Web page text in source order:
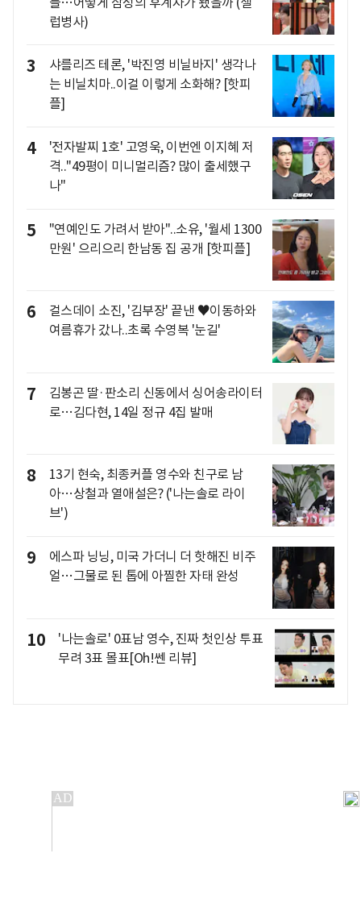
럽병사)
3
샤를리즈 테론, '박진영 비닐바지' 생각나
는 비닐치마..이걸 이렇게 소화해? [핫피
플]
4
'전자발찌 1호' 고영욱, 이번엔 이지혜 저
격.."49평이 미니멀리즘? 많이 출세했구
나"
5
"연예인도 가려서 받아"..소유, '월세 1300
만원' 으리으리 한남동 집 공개 [핫피플]
6
걸스데이 소진, '김부장' 끝낸 ♥이동하와
여름휴가 갔나..초록 수영복 '눈길'
7
김봉곤 딸·판소리 신동에서 싱어송라이터
로…김다현, 14일 정규 4집 발매
8
13기 현숙, 최종커플 영수와 친구로 남
아…상철과 열애설은? ('나는솔로 라이
브')
9
에스파 닝닝, 미국 가더니 더 핫해진 비주
얼…그물로 된 톱에 아찔한 자태 완성
10
'나는솔로' 0표남 영수, 진짜 첫인상 투표
무려 3표 몰표[Oh!쎈 리뷰]